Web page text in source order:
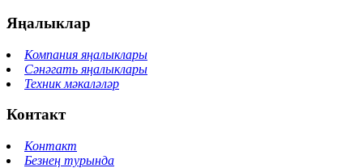
Яңалыклар
Компания яңалыклары
Сәнәгать яңалыклары
Техник мәкаләләр
Контакт
Контакт
Безнең турында